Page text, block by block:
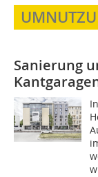
Sanierung